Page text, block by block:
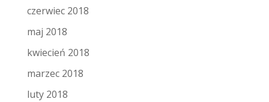
czerwiec 2018
maj 2018
kwiecień 2018
marzec 2018
luty 2018